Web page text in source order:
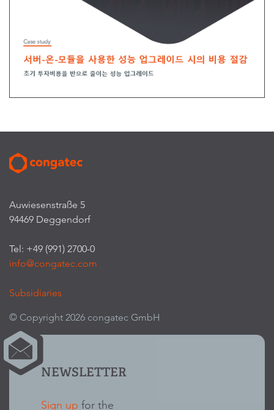
Auwiesenstraße 5
94469 Deggendorf
Tel: +49 (991) 2700-0
info@congatec.com
Subsidiaries
© Copyright 2026 congatec GmbH
NEWSLETTER
Sign up for the